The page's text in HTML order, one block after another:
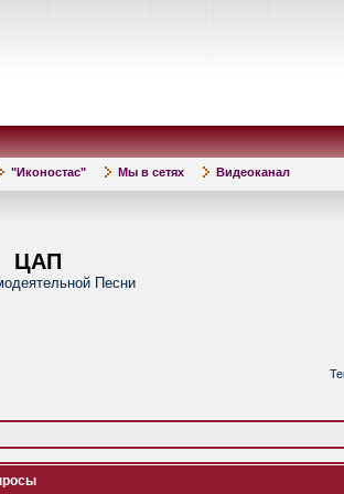
"Иконостас" Мы в сетях Видеоканал
ЦАП
Песни